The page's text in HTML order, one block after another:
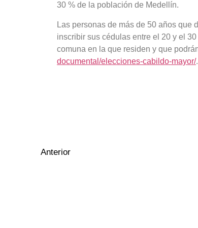
30 % de la población de Medellín.
Las personas de más de 50 años que
inscribir sus cédulas entre el 20 y el
comuna en la que residen y que
documental/elecciones-cabildo-mayor/.
Anterior